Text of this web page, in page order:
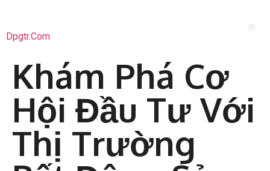
Dpgtr.com
Khám Phá Cơ
Hội Đầu Tư Với
Thị Trường